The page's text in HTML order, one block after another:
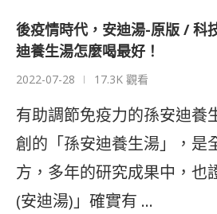
後疫情時代，安迪湯-原版 / 科
迪養生湯怎麼喝最好！
2022-07-28 17.3K 觀看
有助調節免疫力的孫安迪養
創的「孫安迪養生湯」，是
方，多年的研究成果中，也
(安迪湯)」確實有 …